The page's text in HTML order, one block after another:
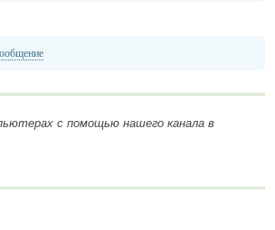
с помощью нашего канала в